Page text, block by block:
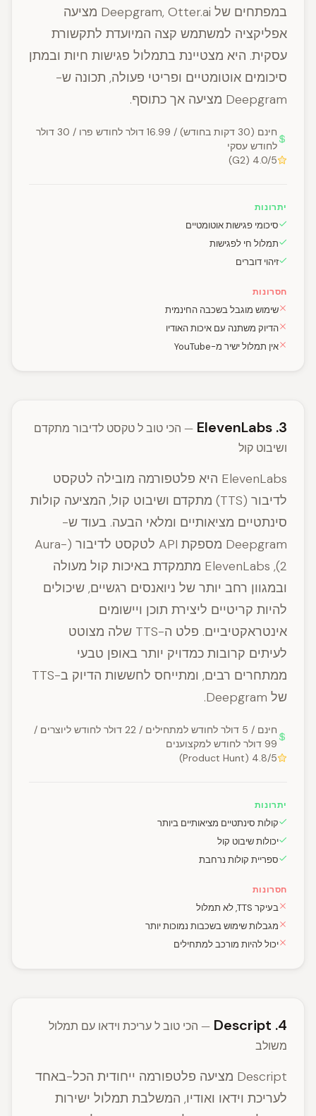
במפתחים של Deepgram, Otter.ai מציעה
אפליקציה למשתמש קצה המיועדת לתקשורת
עסקית. היא מצטיינת בתמלול פגישות חיות ובמתן
סיכומים אוטומטיים ופריטי פעולה, תכונה ש-
Deepgram מציעה אך כתוסף.
חינם (30 דקות בחודש) / 16.99 דולר לחודש פרו / 30 דולר
לחודש עסקי
4.0/5 (G2)
יתרונות
סיכומי פגישות אוטומטיים
תמלול חי לפגישות
זיהוי דוברים
חסרונות
שימוש מוגבל בשכבה החינמית
הדיוק משתנה עם איכות האודיו
אין תמלול ישיר מ-YouTube
3. ElevenLabs
— הכי טוב ל טקסט לדיבור מתקדם
ושיבוט קול
ElevenLabs היא פלטפורמה מובילה לטקסט
לדיבור (TTS) מתקדם ושיבוט קול, המציעה קולות
סינתטיים מציאותיים ומלאי הבעה. בעוד ש-
Deepgram מספקת API לטקסט לדיבור (Aura-
2), ElevenLabs מתמקדת באיכות קול מעולה
ובמגוון רחב יותר של ניואנסים רגשיים, שיכולים
להיות קריטיים ליצירת תוכן ויישומים
אינטראקטיביים. פלט ה-TTS שלה מצוטט
לעיתים קרובות כמדויק יותר באופן טבעי
ממתחרים רבים, ומתייחס לחששות הדיוק ב-TTS
של Deepgram.
חינם / 5 דולר לחודש למתחילים / 22 דולר לחודש ליוצרים /
99 דולר לחודש למקצוענים
4.8/5 (Product Hunt)
יתרונות
קולות סינתטיים מציאותיים ביותר
יכולות שיבוט קול
ספריית קולות נרחבת
חסרונות
בעיקר TTS, לא תמלול
מגבלות שימוש בשכבות נמוכות יותר
יכול להיות מורכב למתחילים
4. Descript
— הכי טוב ל עריכת וידאו עם תמלול
משולב
Descript מציעה פלטפורמה ייחודית הכל-באחד
לעריכת וידאו ואודיו, המשלבת תמלול ישירות